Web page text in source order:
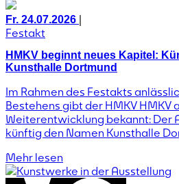
Fr. 24.07.2026 |
Festakt
HMKV beginnt neues Kapitel:
Kunsthalle Dortmund
Im Rahmen des Festakts
Bestehens gibt der HMKV HMKV
Weiterentwicklung bekannt: Der
künftig den Namen Kunsthalle
Mehr lesen